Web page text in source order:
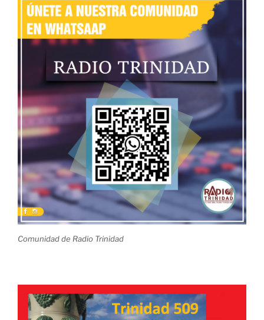
Comunidad de Radio Trinidad